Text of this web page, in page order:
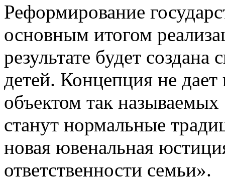
Реформирование
основным итогом
результате будет
детей. Концепция не
объектом так
станут нормальные
новая ювенальная
ответственности семьи».